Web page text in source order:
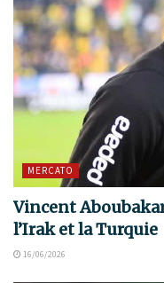
MERCATO
Vincent
l’Irak et la Turquie
16/06/2026